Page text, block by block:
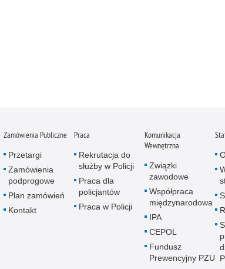
Zamówienia Publiczne
Przetargi
Zamówienia
podprogowe
Plan zamówień
Kontakt
Praca
Rekrutacja do
służby w Policji
Praca dla
policjantów
Praca w Policji
Komunikacja
Wewnętrzna
Związki
zawodowe
Współpraca
międzynarodowa
IPA
CEPOL
Fundusz
Prewencyjny PZU